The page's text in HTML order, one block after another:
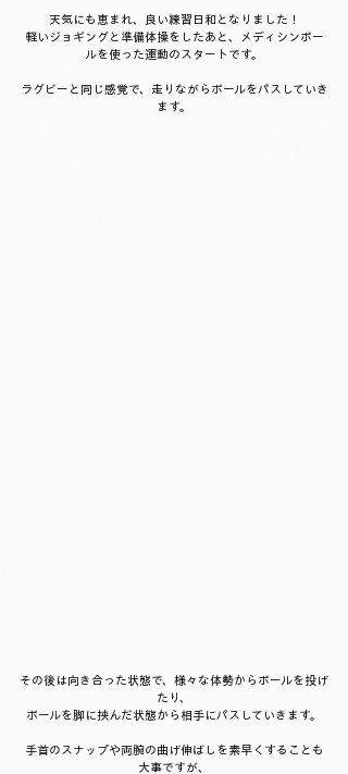
天気にも恵まれ、良い練習日和となりました！
軽いジョギングと準備体操をしたあと、メディシンボー
ルを使った運動のスタートです。
ラグビーと同じ感覚で、走りながらボールをパスしていき
ます。
その後は向き合った状態で、様々な体勢からボールを投げ
たり、
ボールを脚に挟んだ状態から相手にパスしていきます。
手首のスナップや両腕の曲げ伸ばしを素早くすることも
大事ですが、